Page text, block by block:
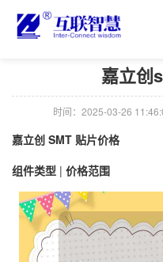
嘉立创
时间：2025-03-26
嘉立创 SMT 贴片价格
组件类型 | 价格范围